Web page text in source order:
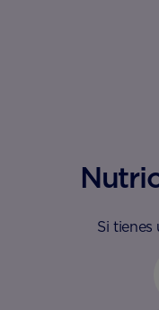
Si